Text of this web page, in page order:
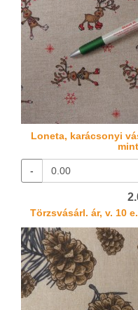
Loneta, karácsonyi
-
Törzsvásárl. ár, v. 10